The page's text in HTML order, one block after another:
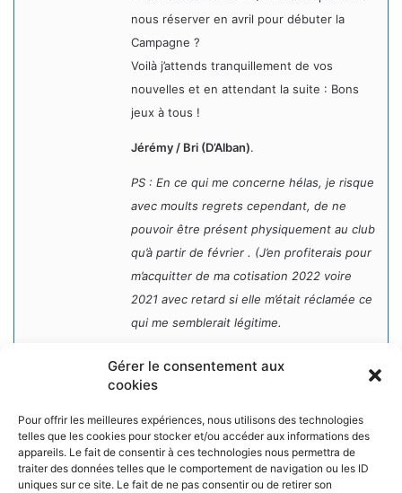
Gérer le consentement aux
cookies
Pour offrir les meilleures expériences, nous utilisons des technologies
telles que les cookies pour stocker et/ou accéder aux informations des
appareils. Le fait de consentir à ces technologies nous permettra de
traiter des données telles que le comportement de navigation ou les ID
uniques sur ce site. Le fait de ne pas consentir ou de retirer son
nous réserver en avril pour débuter la
Campagne ?
Voilà j’attends tranquillement de vos
nouvelles et en attendant la suite : Bons
jeux à tous !
Jérémy / Bri (D’Alban).
PS : En ce qui me concerne hélas, je risque
avec moults regrets cependant, de ne
pouvoir être présent physiquement au club
qu’à partir de février . (J’en profiterais pour
m’acquitter de ma cotisation 2022 voire
2021 avec retard si elle m’était réclamée ce
qui me semblerait légitime.
NOS PARTENAIRES